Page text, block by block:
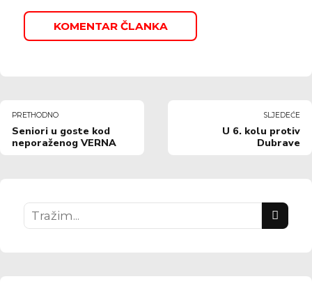
KOMENTAR ČLANKA
PRETHODNO
Seniori u goste kod
neporaženog VERNA
SLJEDEĆE
U 6. kolu protiv
Dubrave